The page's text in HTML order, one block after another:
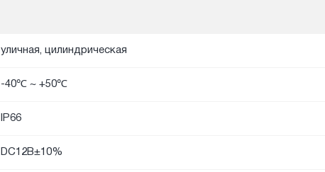
уличная, цилиндрическая
-40℃ ~ +50℃
IP66
DC12В±10%